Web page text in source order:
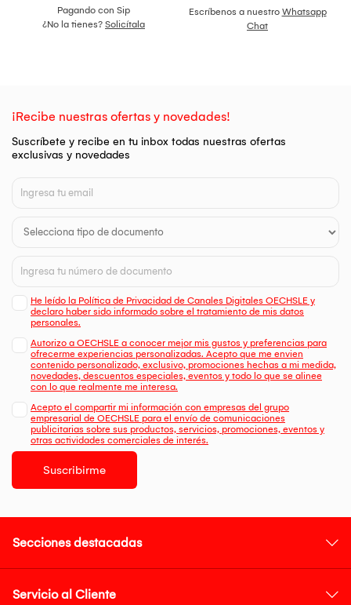
Pagando con Sip
¿No la tienes? Solicítala
Escríbenos a nuestro Whatsapp
Chat
¡Recibe nuestras ofertas y novedades!
Suscríbete y recibe en tu inbox todas nuestras ofertas
exclusivas y novedades
He leído la Política de Privacidad de Canales Digitales OECHSLE y
declaro haber sido informado sobre el tratamiento de mis datos
personales.
Autorizo a OECHSLE a conocer mejor mis gustos y preferencias para
ofrecerme experiencias personalizadas. Acepto que me envien
contenido personalizado, exclusivo, promociones hechas a mi medida,
novedades, descuentos especiales, eventos y todo lo que se alinee
con lo que realmente me interesa.
Acepto el compartir mi información con empresas del grupo
empresarial de OECHSLE para el envío de comunicaciones
publicitarias sobre sus productos, servicios, promociones, eventos y
otras actividades comerciales de interés.
Suscribirme
Secciones destacadas
Servicio al Cliente